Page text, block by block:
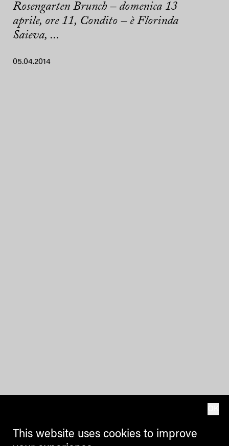
Rosengarten Brunch – domenica 13
aprile, ore 11, Condito – è Florinda
Saieva, ...
05.04.2014
This website uses cookies to improve